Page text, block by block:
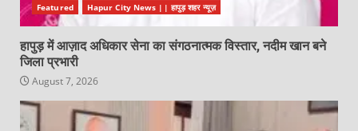
Featured Hapur City News || हापुड़ शहर न्यूज़
हापुड़ में आज़ाद अधिकार सेना का संगठनात्मक विस्तार, नदीम खान बने
जिला प्रभारी
August 7, 2026